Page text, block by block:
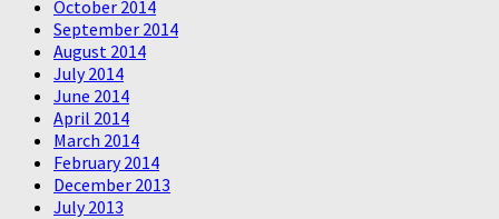
October 2014
September 2014
August 2014
July 2014
June 2014
April 2014
March 2014
February 2014
December 2013
July 2013